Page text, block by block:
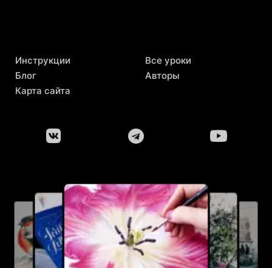
Инструкции
Блог
Карта сайта
Все уроки
Авторы